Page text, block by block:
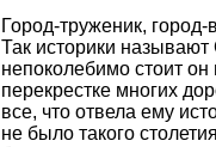
Город-труженик,
Так историки
непоколебимо стоит
перекрестке многих
все, что отвела ему
не было такого